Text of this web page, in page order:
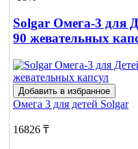
о наличии
2
Solgar Омега-3 для
90 жевательных
Добавить в избранное
Омега 3 для детей Solgar
16826 ₸